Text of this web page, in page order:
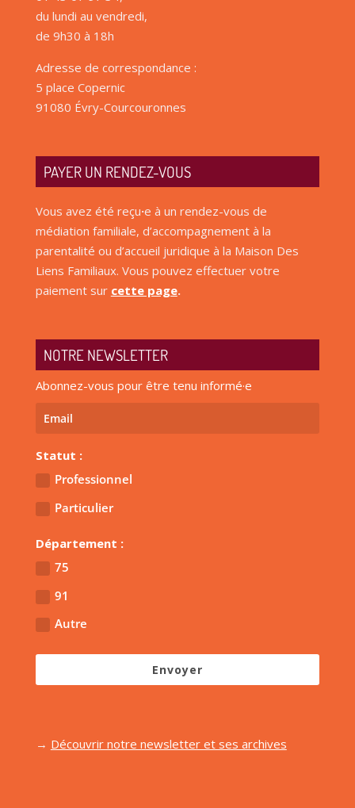
du lundi au vendredi,
de 9h30 à 18h
Adresse de correspondance :
5 place Copernic
91080 Évry-Courcouronnes
PAYER UN RENDEZ-VOUS
Vous avez été reçu·e à un rendez-vous de
médiation familiale, d’accompagnement à la
parentalité ou d’accueil juridique à la Maison Des
Liens Familiaux. Vous pouvez effectuer votre
paiement sur cette page.
NOTRE NEWSLETTER
Abonnez-vous pour être tenu informé·e
Statut :
Professionnel
Particulier
Département :
75
91
Autre
Envoyer
→ Découvrir notre newsletter et ses archives